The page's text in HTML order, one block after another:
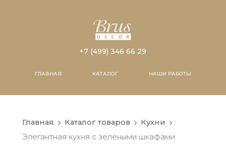
+7 (499) 346 66 29
ГЛАВНАЯ КАТАЛОГ НАШИ РАБОТЫ
Главная Каталог товаров
Кухни
Элегантная кухня с зелеными шкафами